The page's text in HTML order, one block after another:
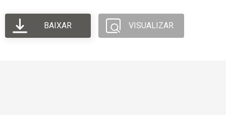
BAIXAR VISUALIZAR